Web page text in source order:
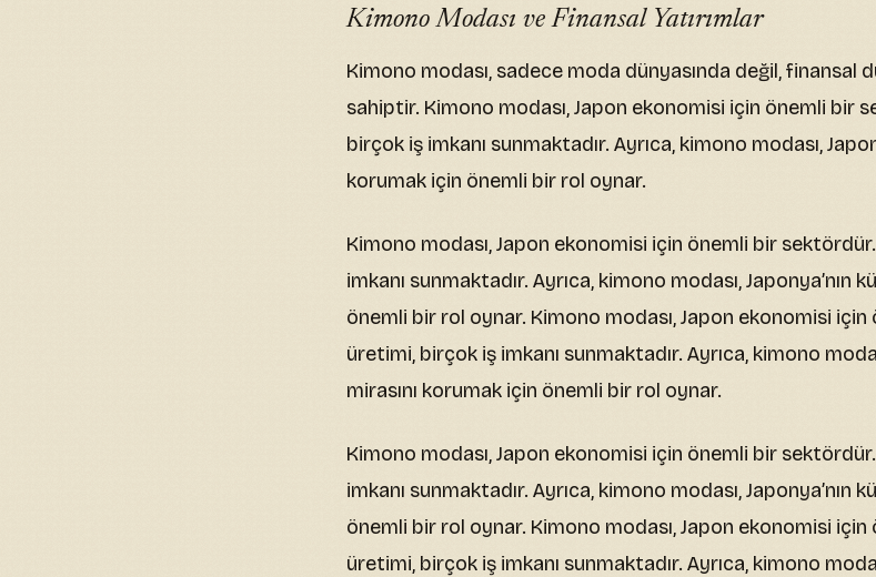
Kimono Modası ve Finansal Yatırımlar
Kimono modası, sadece moda dünyasında değil, finansal
sahiptir. Kimono modası, Japon ekonomisi için önemli bir
birçok iş imkanı sunmaktadır. Ayrıca, kimono modası,
korumak için önemli bir rol oynar.
Kimono modası, Japon ekonomisi için önemli bir
imkanı sunmaktadır. Ayrıca, kimono modası, Japonya’nın
önemli bir rol oynar. Kimono modası, Japon ekonomisi
üretimi, birçok iş imkanı sunmaktadır. Ayrıca, kimono
mirasını korumak için önemli bir rol oynar.
Kimono modası, Japon ekonomisi için önemli bir
imkanı sunmaktadır. Ayrıca, kimono modası, Japonya’nın
önemli bir rol oynar. Kimono modası, Japon ekonomisi
üretimi, birçok iş imkanı sunmaktadır. Ayrıca, kimono